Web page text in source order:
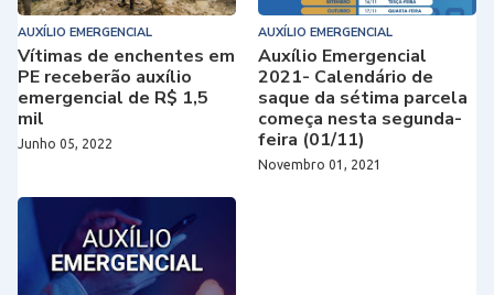
AUXÍLIO EMERGENCIAL
Vítimas de enchentes em
PE receberão auxílio
emergencial de R$ 1,5
mil
Junho 05, 2022
AUXÍLIO EMERGENCIAL
Auxílio Emergencial
2021- Calendário de
saque da sétima parcela
começa nesta segunda-
feira (01/11)
Novembro 01, 2021